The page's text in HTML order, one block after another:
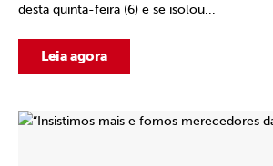
desta quinta-feira (6) e se isolou...
Leia agora